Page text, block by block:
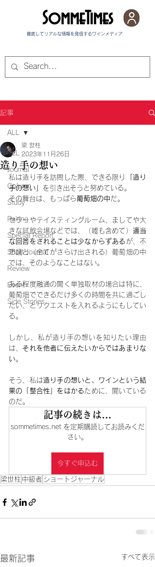
徹底してリアルな情報を発信する​ワインメディア
SommeTimes
記事
ALL
Journal
Column
Study
Pairing
Special Report
Short Journal
Review
Event
Side Stories
ALL
造り手の想い
梁 世柱
2023年11月26日
私は造り手を訪問した際、できる限り
「造り
手の想い」 を引き出そうと努めている。
その舞台は、もっぱら葡萄畑の中だ。
セラーやテイスティングルーム、ましてや大
きな試飲会場などでは、（嘘も含めて） 適当
な回答をされることは少なからずある が、不
思議と（全てがさらけ出される）葡萄畑の中
では、そのようなことはない。
ある程度融通の聞く単独取材の場合は特に、
葡萄畑でできるだけ多くの時間を共に過ごし
たい、とリクエストを入れるようにもしてい
る。
しかし、私が造り手の想いを知りたい理由
は、 それを他者に伝えたいからではあまりな
い。
そう、私は造り手の想いと、ワインという結
果の「整合性」をはかるために、聞いている
のだ。
記事の続きは…
sommetimes.net を定期購読してお読みくだ
さい。
今すぐ申込む
梁世柱 中級者 ショートジャーナル
最新記事 すべて表示